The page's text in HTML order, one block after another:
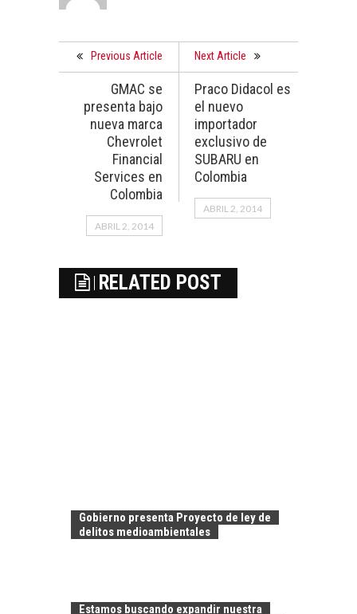
Previous Article
GMAC se
presenta bajo
nueva marca
Chevrolet
Financial
Services en
Colombia
ABRIL 2, 2014
Next Article
Praco Didacol es
el nuevo
importador
exclusivo de
SUBARU en
Colombia
ABRIL 2, 2014
RELATED POST
Gobierno presenta Proyecto de ley de
delitos medioambientales
Estamos buscando expandir nuestra